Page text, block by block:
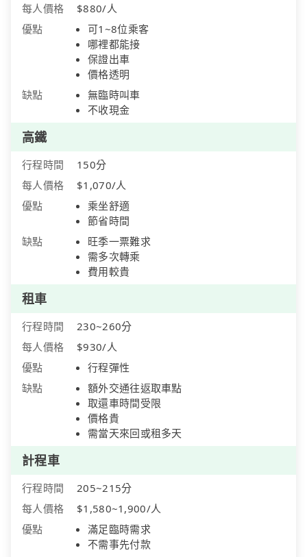
每人價格
$880/人
優點
可1~8位乘客
哪裡都能接
保證出車
價格透明
缺點
無臨時叫車
不收現金
高鐵
行程時間
150分
每人價格
$1,070/人
優點
乘坐舒適
節省時間
缺點
旺季一票難求
需多次轉乘
費用較貴
租車
行程時間
230~260分
每人價格
$930/人
優點
行程彈性
缺點
額外交通往返取車點
取還車時間受限
價格貴
需當天來回或租多天
計程車
行程時間
205~215分
每人價格
$1,580~1,900/人
優點
滿足臨時需求
不需事先付款